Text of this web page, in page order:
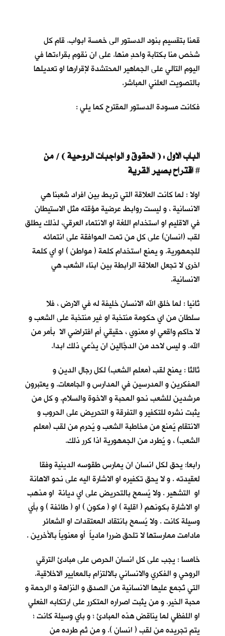
قمنا بتقسيم بنود الدستور الى خمسة ابواب. قام كل
شخص منا بكتابة واحدٍ منها. على ان نقوم بقراءتها في
اليوم التالي على الجماهير المحتشدة لإقرارها او تعديلها
بالتصويت العلني المباشر.
فكانت مسودة الدستور المقترح كما يلي :
الباب الاول : ( الحقوق و الواجبات الروحية ) / من
#
اولا : لما كانت العلاقة التي تربط بين افراد شعبنا هي
الانسانية ، و ليست روابط عرضية مؤقته مثل الاستيطان
في الاقليم او استخدام اللغة او الانتماء العرقي، لذلك يطلق
لقب (انسان) على كل من تمت الموافقة على انتمائه
للجمهورية. و يمنع استخدام كلمة ( مواطن ) او اي كلمة
اخرى لا تجعل العلاقة الرابطة بين ابناء الشعب هي
الانسانية.
ثانيا : لما خلق الله الانسان خليفة له في الارض ، فلا
سلطان من اي حكومة منتخبة او غير منتخبة على الشعب و
لا حاكم واقعي او معنوي ، حقيقي أم افتراضي الا بأمر من
الله. و ليس لاحد من الدجَّالين ان يدَّعي ذلك ابدا.
ثالثا : يمنح لقب (معلم الشعب) لكل رجال الدين و
المفكرين و المدرسين في المدارس و الجامعات. و يعتبرون
مرشدين للشعب نحو المحبة و الاخوة والسلام. و كل من
يثبت نشره للتكفير و التفرقة و التحريض على الحروب و
الانتقام يُمنع من مخاطبة الشعب و يُحرم من لقب (معلم
الشعب) ، و يُطرد من الجمهورية اذا كرر ذلك.
رابعا: يحق لكل انسان ان يمارس طقوسه الدينية وفقا
لعقيدته . و لا يحق تكفيره او الاشارة اليه على نحو الاهانة
او التشهير . ولا يُسمح بالتحريض على اي ديانة او مذهب
او الاشارة بكونهم ( اقلية ) او ( مكون ) او ( طائفة ) و بأي
وسيلة كانت . ولا يُسمح بانتقاد المعتقدات او الشعائر
مادامت ممارستها لا تلحق ضررا مادياً أو معنوياً بالأخرين .
خامسا : يجب على كل انسان الحرص على مبادئ الترقي
الروحي و الفكري والانساني بالالتزام بالمعايير الاخلاقية.
التي تُجمع عليها الانسانية من الصدق و النزاهة و الرحمة و
محبة الخير. و من يثبت اصراره المتكرر على ارتكابه الفعلي
او اللفظي لما يناقض هذه المبادئ ؛ و باي وسيلة كانت ؛
يتم تجريده من لقب ( انسان ). و من ثم طرده من